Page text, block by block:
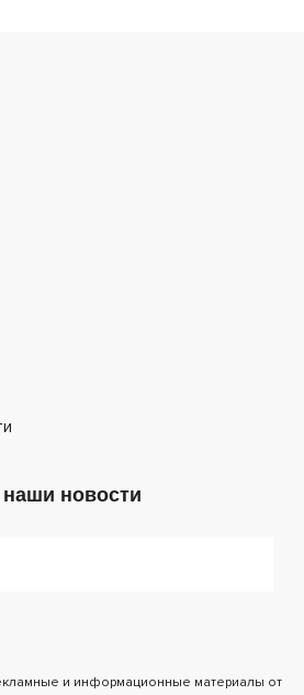
новости
и информационные материалы от